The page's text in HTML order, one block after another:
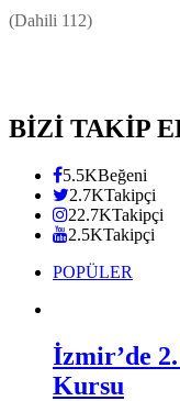
(Dahili 112)
BİZİ TAKİP
5.5KBeğeni
2.7KTakipçi
22.7KTakipçi
2.5KTakipçi
POPÜLER
İzmir’de
Kursu